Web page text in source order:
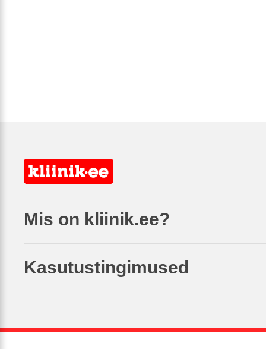
Mis on kliinik.ee?
Kasutustingimused